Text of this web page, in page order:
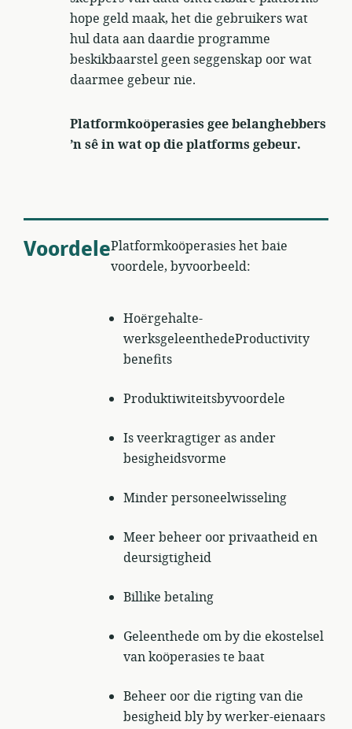
hope geld maak, het die gebruikers wat
hul data aan daardie programme
beskikbaarstel geen seggenskap oor wat
daarmee gebeur nie.
Platformkoöperasies gee belanghebbers
’n sê in wat op die platforms gebeur.
VoordelePlatformkoöperasies het baie
voordele, byvoorbeeld:
Hoërgehalte-
werksgeleenthedeProductivity
benefits
Produktiwiteitsbyvoordele
Is veerkragtiger as ander
besigheidsvorme
Minder personeelwisseling
Meer beheer oor privaatheid en
deursigtigheid
Billike betaling
Geleenthede om by die ekostelsel
van koöperasies te baat
Beheer oor die rigting van die
besigheid bly by werker-eienaars